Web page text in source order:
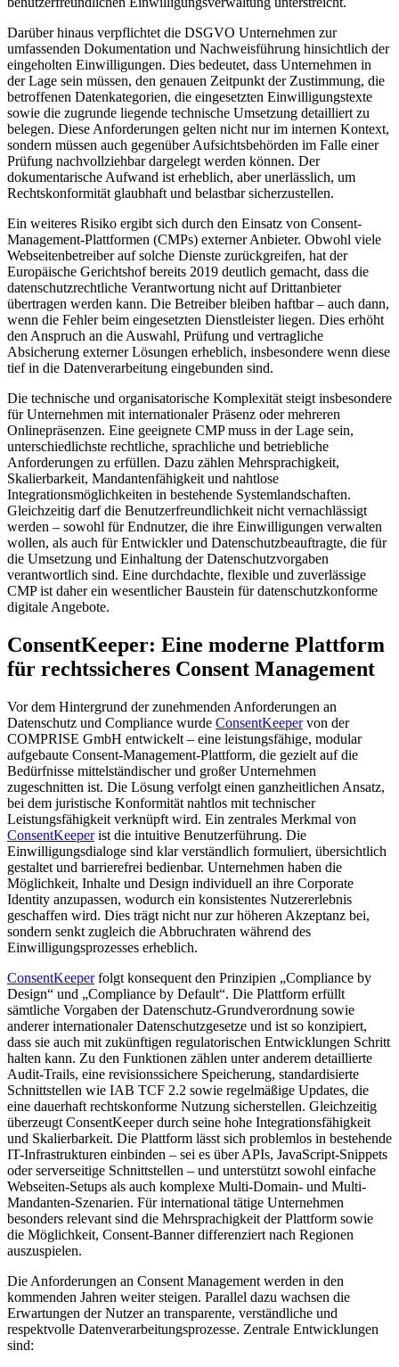
Darüber hinaus verpflichtet die DSGVO Unternehmen zur
umfassenden Dokumentation und Nachweisführung hinsichtlich der
eingeholten Einwilligungen. Dies bedeutet, dass Unternehmen in
der Lage sein müssen, den genauen Zeitpunkt der Zustimmung, die
betroffenen Datenkategorien, die eingesetzten Einwilligungstexte
sowie die zugrunde liegende technische Umsetzung detailliert zu
belegen. Diese Anforderungen gelten nicht nur im internen Kontext,
sondern müssen auch gegenüber Aufsichtsbehörden im Falle einer
Prüfung nachvollziehbar dargelegt werden können. Der
dokumentarische Aufwand ist erheblich, aber unerlässlich, um
Rechtskonformität glaubhaft und belastbar sicherzustellen.
Ein weiteres Risiko ergibt sich durch den Einsatz von Consent-
Management-Plattformen (CMPs) externer Anbieter. Obwohl viele
Webseitenbetreiber auf solche Dienste zurückgreifen, hat der
Europäische Gerichtshof bereits 2019 deutlich gemacht, dass die
datenschutzrechtliche Verantwortung nicht auf Drittanbieter
übertragen werden kann. Die Betreiber bleiben haftbar – auch dann,
wenn die Fehler beim eingesetzten Dienstleister liegen. Dies erhöht
den Anspruch an die Auswahl, Prüfung und vertragliche
Absicherung externer Lösungen erheblich, insbesondere wenn diese
tief in die Datenverarbeitung eingebunden sind.
Die technische und organisatorische Komplexität steigt insbesondere
für Unternehmen mit internationaler Präsenz oder mehreren
Onlinepräsenzen. Eine geeignete CMP muss in der Lage sein,
unterschiedlichste rechtliche, sprachliche und betriebliche
Anforderungen zu erfüllen. Dazu zählen Mehrsprachigkeit,
Skalierbarkeit, Mandantenfähigkeit und nahtlose
Integrationsmöglichkeiten in bestehende Systemlandschaften.
Gleichzeitig darf die Benutzerfreundlichkeit nicht vernachlässigt
werden – sowohl für Endnutzer, die ihre Einwilligungen verwalten
wollen, als auch für Entwickler und Datenschutzbeauftragte, die für
die Umsetzung und Einhaltung der Datenschutzvorgaben
verantwortlich sind. Eine durchdachte, flexible und zuverlässige
CMP ist daher ein wesentlicher Baustein für datenschutzkonforme
digitale Angebote.
ConsentKeeper: Eine moderne Plattform
für rechtssicheres Consent Management
Vor dem Hintergrund der zunehmenden Anforderungen an
Datenschutz und Compliance wurde ConsentKeepervon der
COMPRISE GmbH entwickelt – eine leistungsfähige, modular
aufgebaute Consent-Management-Plattform, die gezielt auf die
Bedürfnisse mittelständischer und großer Unternehmen
zugeschnitten ist. Die Lösung verfolgt einen ganzheitlichen Ansatz,
bei dem juristische Konformität nahtlos mit technischer
Leistungsfähigkeit verknüpft wird. Ein zentrales Merkmal von
ConsentKeeperist die intuitive Benutzerführung. Die
Einwilligungsdialoge sind klar verständlich formuliert, übersichtlich
gestaltet und barrierefrei bedienbar. Unternehmen haben die
Möglichkeit, Inhalte und Design individuell an ihre Corporate
Identity anzupassen, wodurch ein konsistentes Nutzererlebnis
geschaffen wird. Dies trägt nicht nur zur höheren Akzeptanz bei,
sondern senkt zugleich die Abbruchraten während des
Einwilligungsprozesses erheblich.
ConsentKeeperfolgt konsequent den Prinzipien „Compliance by
Design“ und „Compliance by Default“. Die Plattform erfüllt
sämtliche Vorgaben der Datenschutz-Grundverordnung sowie
anderer internationaler Datenschutzgesetze und ist so konzipiert,
dass sie auch mit zukünftigen regulatorischen Entwicklungen Schritt
halten kann. Zu den Funktionen zählen unter anderem detaillierte
Audit-Trails, eine revisionssichere Speicherung, standardisierte
Schnittstellen wie IAB TCF 2.2 sowie regelmäßige Updates, die
eine dauerhaft rechtskonforme Nutzung sicherstellen. Gleichzeitig
überzeugt ConsentKeeper durch seine hohe Integrationsfähigkeit
und Skalierbarkeit. Die Plattform lässt sich problemlos in bestehende
IT-Infrastrukturen einbinden – sei es über APIs, JavaScript-Snippets
oder serverseitige Schnittstellen – und unterstützt sowohl einfache
Webseiten-Setups als auch komplexe Multi-Domain- und Multi-
Mandanten-Szenarien. Für international tätige Unternehmen
besonders relevant sind die Mehrsprachigkeit der Plattform sowie
die Möglichkeit, Consent-Banner differenziert nach Regionen
auszuspielen.
Die Anforderungen an Consent Management werden in den
kommenden Jahren weiter steigen. Parallel dazu wachsen die
Erwartungen der Nutzer an transparente, verständliche und
respektvolle Datenverarbeitungsprozesse. Zentrale Entwicklungen
sind: